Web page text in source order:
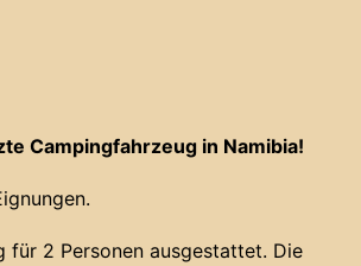
Campingfahrzeug in Namibia!
für 2 Personen ausgestattet. Die